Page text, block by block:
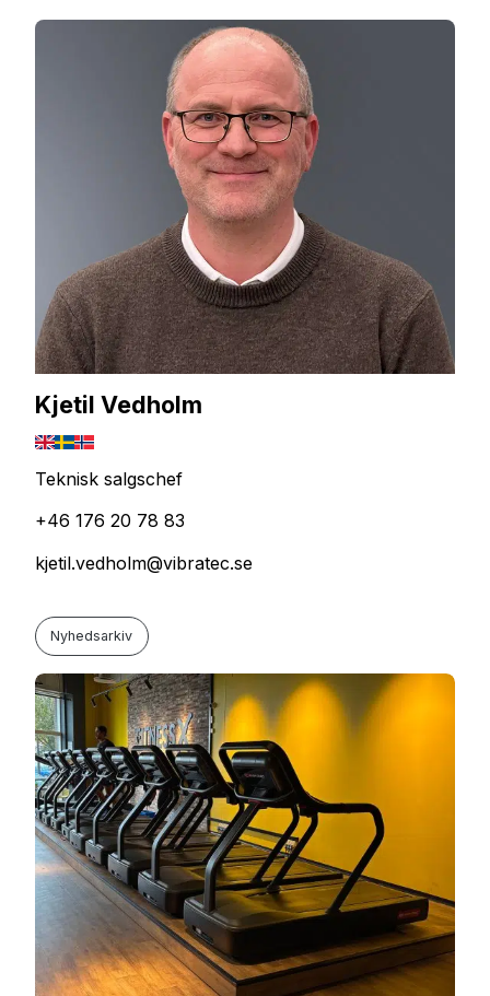
Kjetil Vedholm
Teknisk salgschef
+46 176 20 78 83
kjetil.vedholm@vibratec.se
Nyhedsarkiv